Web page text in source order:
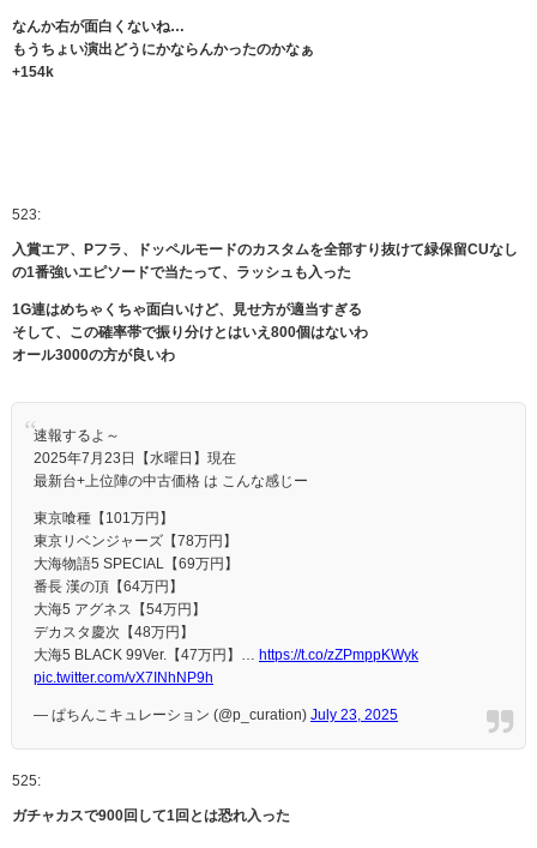
なんか右が面白くないね…
もうちょい演出どうにかならんかったのかなぁ
+154k
523:
入賞エア、Pフラ、ドッペルモードのカスタムを全部すり抜けて緑保留CUなし
の1番強いエピソードで当たって、ラッシュも入った
1G連はめちゃくちゃ面白いけど、見せ方が適当すぎる
そして、この確率帯で振り分けとはいえ800個はないわ
オール3000の方が良いわ
速報するよ～
2025年7月23日【水曜日】現在
最新台+上位陣の中古価格 は こんな感じー
東京喰種【101万円】
東京リベンジャーズ【78万円】
大海物語5 SPECIAL【69万円】
番長 漢の頂【64万円】
大海5 アグネス【54万円】
デカスタ慶次【48万円】
大海5 BLACK 99Ver.【47万円】… https://t.co/zZPmppKWyk
pic.twitter.com/vX7INhNP9h
— ぱちんこキュレーション (@p_curation) July 23, 2025
525:
ガチャカスで900回して1回とは恐れ入った